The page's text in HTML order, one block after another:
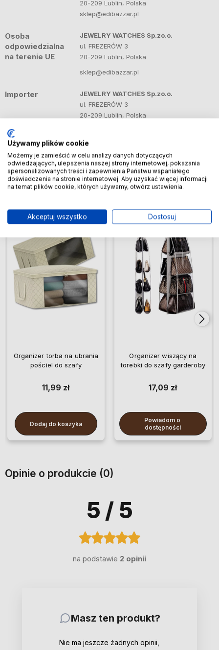
20-209 Lublin, Polska
sklep@edibazzar.pl
Osoba
odpowiedzialna
na terenie UE
JEWELRY WATCHES Sp.zo.o.
ul. FREZERÓW 3
20-209 Lublin, Polska
sklep@edibazzar.pl
Importer
JEWELRY WATCHES Sp.zo.o.
ul. FREZERÓW 3
20-209 Lublin, Polska
Produkty powiązane Zobacz więcej
Organizer torba na ubrania
pościel do szafy
11,99 zł
Dodaj do koszyka
Do ulubionych
Organizer wiszący na
torebki do szafy garderoby
17,09 zł
Powiadom o
dostępności
Do
Opinie o produkcie (0)
5 / 5
na podstawie 2 opinii
Masz ten produkt?
Nie ma jeszcze żadnych opinii,
Używamy plików cookie
Możemy je zamieścić w celu analizy danych dotyczących
odwiedzających, ulepszenia naszej strony internetowej, pokazania
spersonalizowanych treści i zapewnienia Państwu wspaniałego
doświadczenia na stronie internetowej. Aby uzyskać więcej informacji
na temat plików cookie, których używamy, otwórz ustawienia.
Akceptuj wszystko Dostosuj